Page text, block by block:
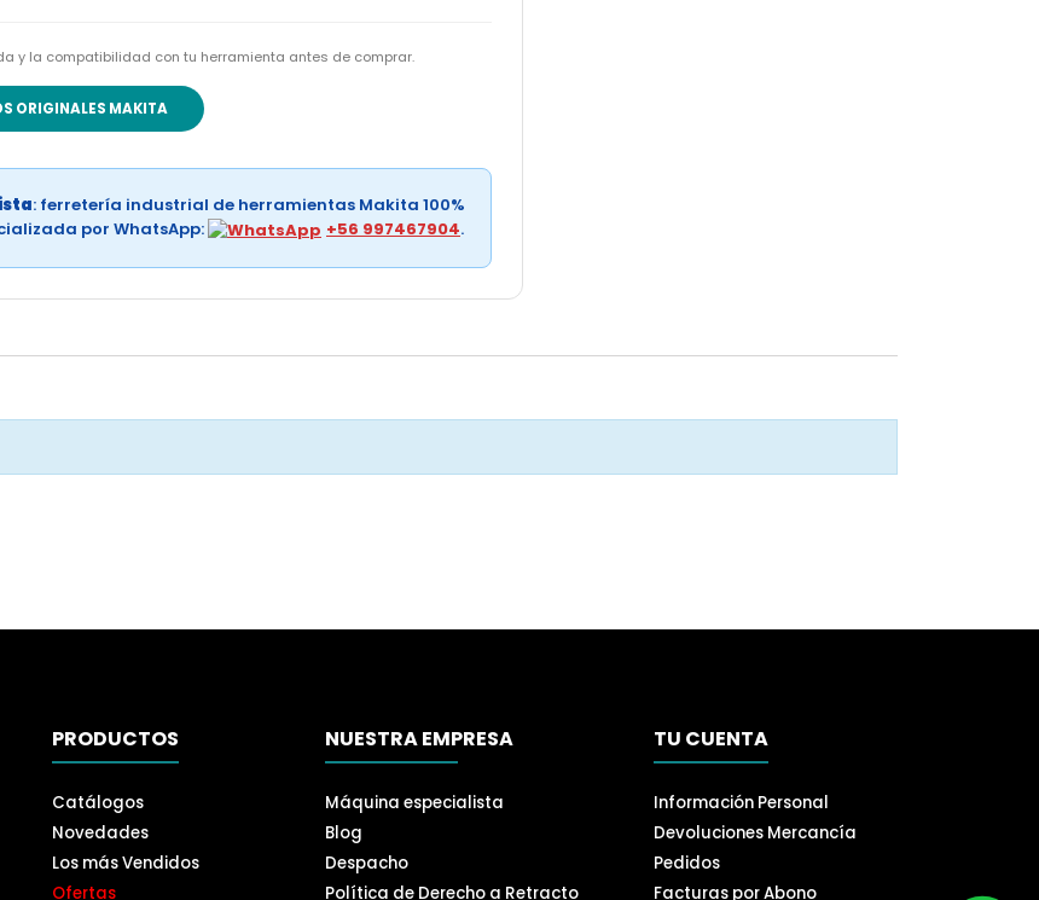
y la compatibilidad con tu herramienta antes de comprar.
ORIGINALES MAKITA
: ferretería industrial de herramientas Makita 100%
por WhatsApp:
+56 997467904.
PRODUCTOS
Catálogos
Novedades
Los más Vendidos
Ofertas
NUESTRA EMPRESA
Máquina especialista
Blog
Despacho
Política de Derecho a Retracto
TU CUENTA
Información Personal
Devoluciones Mercancía
Pedidos
Facturas por Abono